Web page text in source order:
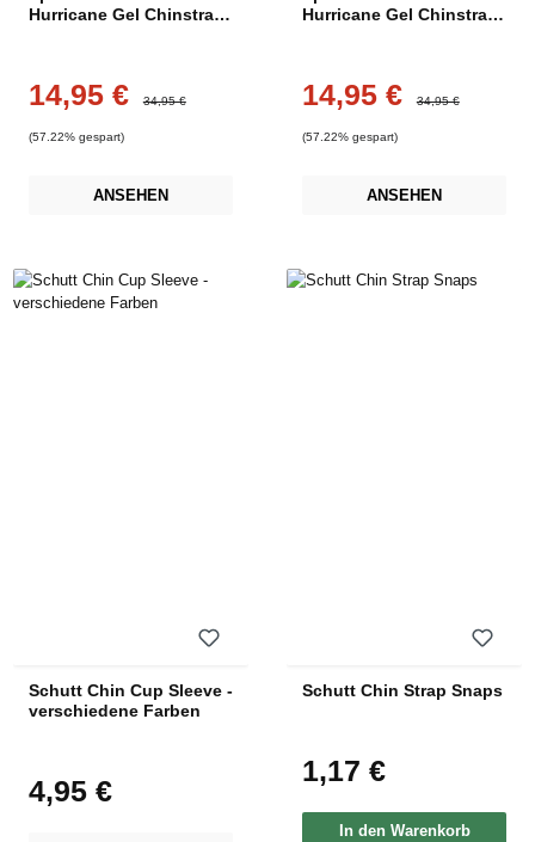
Hurricane Gel Chinstrap
Verkaufspreis:
14,95 € Regulärer Preis:
34,95 €
(57.22% gespart)
ANSEHEN
Hurricane Gel Chinstrap
Verkaufspreis:
14,95 € Regulärer Preis:
34,95 €
(57.22% gespart)
ANSEHEN
Schutt Chin Cup Sleeve -
verschiedene Farben
Regulärer Preis:
4,95 €
Schutt Chin Strap Snaps
Regulärer Preis:
1,17 €
In den Warenkorb